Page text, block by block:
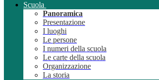
Scuola
Panoramica
Presentazione
I luoghi
Le persone
I numeri della scuola
Le carte della scuola
Organizzazione
La storia